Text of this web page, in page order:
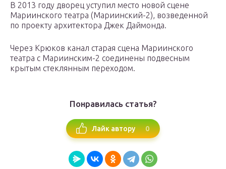
В 2013 году дворец уступил место новой сцене
Мариинского театра (Мариинский-2), возведенной
по проекту архитектора Джек Даймонда.
Через Крюков канал старая сцена Мариинского
театра с Мариинским-2 соединены подвесным
крытым стеклянным переходом.
Понравилась статья?
Лайк автору 0